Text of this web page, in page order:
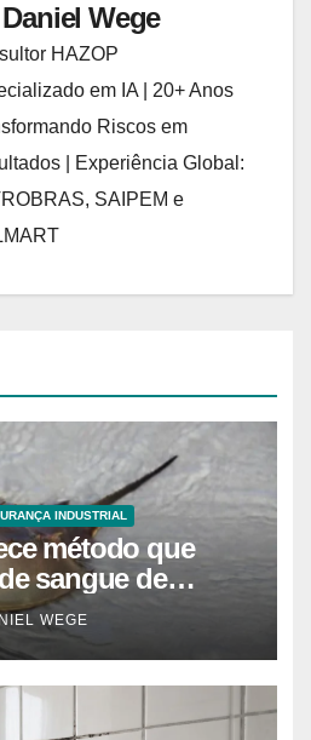
Daniel Wege
HAZOP
em IA | 20+ Anos
Riscos em
| Experiência Global:
SAIPEM e
INDUSTRIAL
método que
sangue de
em testes
WEGE